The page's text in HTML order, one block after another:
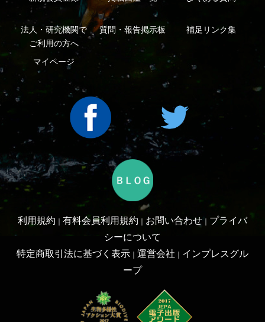
有料会員利用規約 お問い合わせ ｜プライバ
シーについて
特定商取引法に基づく表示
運営会社｜インプレスグル
ープ
Copyright ©2016 Yama-kei Publishers co.,Ltd.
An impress Group Company. All rights reserved.